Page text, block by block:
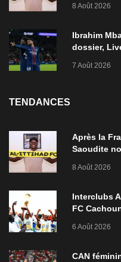
8 Août 2026
Ibrahim
dossier,
7 Août 2026
TENDANCES
Après la
Saoudite
8 Août 2026
Interclubs
FC
6 Août 2026
CAN